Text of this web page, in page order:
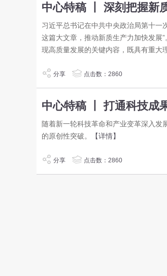
中心特稿 丨 深刻把握新
习近平总书记在中共中央政治局第十一
这篇大文章，推动新质生产力加快发展
现高质量发展的关键内容，既具有重大
分享 点击数：2860
中心特稿 丨 打通科技成
随着新一轮科技革命和产业变革深入
的原创性突破。
【详情】
分享 点击数：2860